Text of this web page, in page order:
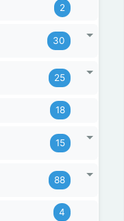
2
30
25
18
15
88
4